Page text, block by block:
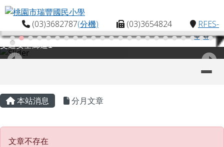
跳至主內容區
桃園市瑞豐國民小學
(03)3682787(分機) (03)3654824
RFES-
MAP
交通安全廊道1
主內容區域
本站消息 分月文章
文章不存在
文章不存在
頁尾區域